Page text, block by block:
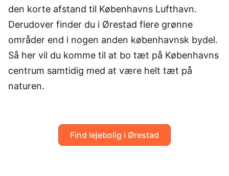
den korte afstand til Københavns Lufthavn.
Derudover finder du i Ørestad flere grønne
områder end i nogen anden københavnsk bydel.
Så her vil du komme til at bo tæt på Københavns
centrum samtidig med at være helt tæt på
naturen.
Find lejebolig i Ørestad